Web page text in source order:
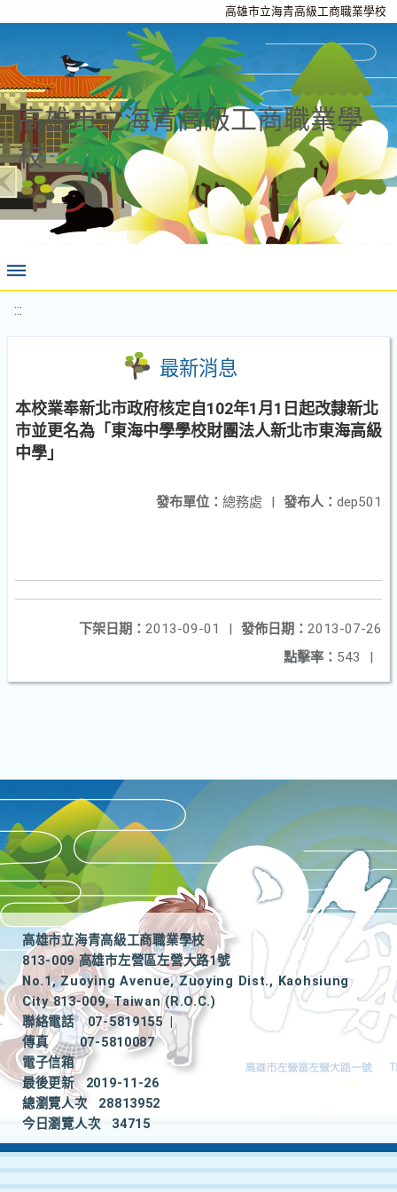
高雄市立海青高級工商職業學校
高雄市立海青高級工商職業學
校
:::
最新消息
本校業奉新北市政府核定自102年1月1日起改隸新北
市並更名為「東海中學學校財團法人新北市東海高級
中學」
發布人： dep501
發布單位： 總務處 |
發佈日期： 2013-07-26
下架日期： 2013-09-01
|
點擊率： 543 |
高雄市立海青高級工商職業學校
813-009 高雄市左營區左營大路1號
No.1, Zuoying Avenue, Zuoying Dist., Kaohsiung
City 813-009, Taiwan (R.O.C.)
聯絡電話
07-5819155
|
傳真
07-5810087
電子信箱
最後更新
2019-11-26
總瀏覽人次
28813952
今日瀏覽人次
34715